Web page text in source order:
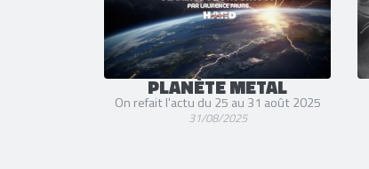
PLANÈTE METAL
On refait l'actu du 25 au 31 août 2025
31/08/2025